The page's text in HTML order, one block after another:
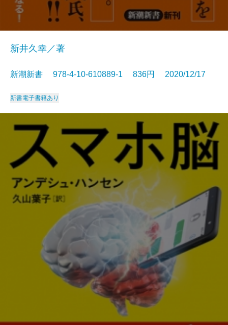
新井久幸／著
新潮新書 978-4-10-610889-1 836円 2020/12/17
新書電子書籍あり